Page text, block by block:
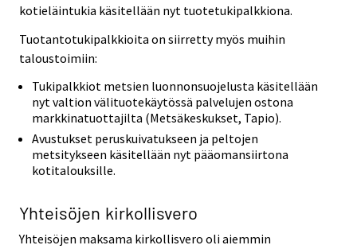
kotieläintukia käsitellään nyt tuotetukipalkkiona.
Tuotantotukipalkkioita on siirretty myös muihin
taloustoimiin:
Tukipalkkiot metsien luonnonsuojelusta käsitellään
nyt valtion välituotekäytössä palvelujen ostona
markkinatuottajilta (Metsäkeskukset, Tapio).
Avustukset peruskuivatukseen ja peltojen
metsitykseen käsitellään nyt pääomansiirtona
kotitalouksille.
Yhteisöjen kirkollisvero
Yhteisöjen maksama kirkollisvero oli aiemmin